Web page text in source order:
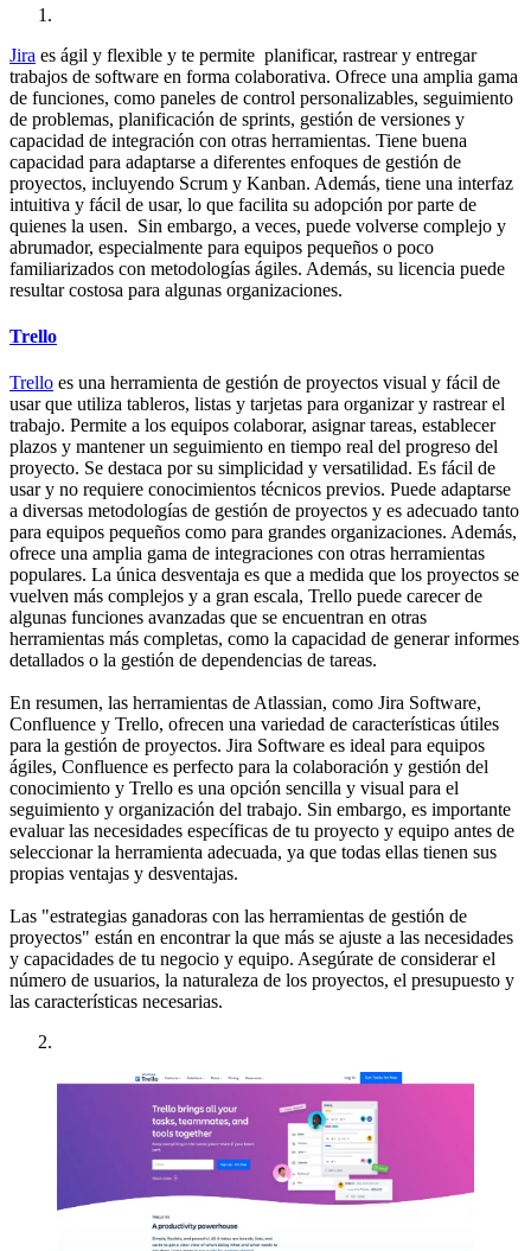
Jira es ágil y flexible y te permite planificar, rastrear y entregar
trabajos de software en forma colaborativa. Ofrece una amplia gama
de funciones, como paneles de control personalizables, seguimiento
de problemas, planificación de sprints, gestión de versiones y
capacidad de integración con otras herramientas. Tiene buena
capacidad para adaptarse a diferentes enfoques de gestión de
proyectos, incluyendo Scrum y Kanban. Además, tiene una interfaz
intuitiva y fácil de usar, lo que facilita su adopción por parte de
quienes la usen. Sin embargo, a veces, puede volverse complejo y
abrumador, especialmente para equipos pequeños o poco
familiarizados con metodologías ágiles. Además, su licencia puede
resultar costosa para algunas organizaciones.
Trello
Trello es una herramienta de gestión de proyectos visual y fácil de
usar que utiliza tableros, listas y tarjetas para organizar y rastrear el
trabajo. Permite a los equipos colaborar, asignar tareas, establecer
plazos y mantener un seguimiento en tiempo real del progreso del
proyecto. Se destaca por su simplicidad y versatilidad. Es fácil de
usar y no requiere conocimientos técnicos previos. Puede adaptarse
a diversas metodologías de gestión de proyectos y es adecuado tanto
para equipos pequeños como para grandes organizaciones. Además,
ofrece una amplia gama de integraciones con otras herramientas
populares. La única desventaja es que a medida que los proyectos se
vuelven más complejos y a gran escala, Trello puede carecer de
algunas funciones avanzadas que se encuentran en otras
herramientas más completas, como la capacidad de generar informes
detallados o la gestión de dependencias de tareas.
En resumen, las herramientas de Atlassian, como Jira Software,
Confluence y Trello, ofrecen una variedad de características útiles
para la gestión de proyectos. Jira Software es ideal para equipos
ágiles, Confluence es perfecto para la colaboración y gestión del
conocimiento y Trello es una opción sencilla y visual para el
seguimiento y organización del trabajo. Sin embargo, es importante
evaluar las necesidades específicas de tu proyecto y equipo antes de
seleccionar la herramienta adecuada, ya que todas ellas tienen sus
propias ventajas y desventajas.
Las "estrategias ganadoras con las herramientas de gestión de
proyectos" están en encontrar la que más se ajuste a las necesidades
y capacidades de tu negocio y equipo. Asegúrate de considerar el
número de usuarios, la naturaleza de los proyectos, el presupuesto y
las características necesarias.